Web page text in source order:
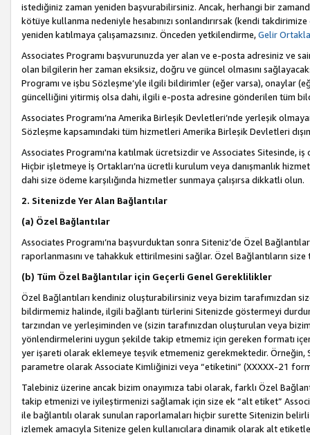
istediğiniz zaman yeniden başvurabilirsiniz. Ancak, herhangi bir
kötüye kullanma nedeniyle hesabınızı sonlandırırsak (kendi
yeniden katılmaya çalışamazsınız. Önceden yetkilendirme,Gelir
Associates Programı başvurunuzda yer alan ve e-posta adresiniz ve
olan bilgilerin her zaman eksiksiz, doğru ve güncel olmasını
Programı ve işbu Sözleşme’yle ilgili bildirimler (eğer varsa), onaylar
güncelliğini yitirmiş olsa dahi, ilgili e-posta adresine gönderilen tüm
Associates Programı’na Amerika Birleşik Devletleri’nde yerleşik
Sözleşme kapsamındaki tüm hizmetleri Amerika Birleşik Devletleri
Associates Programı'na katılmak ücretsizdir ve Associates Sitesinde,
Hiçbir işletmeye İş Ortakları’na ücretli kurulum veya danışmanlık
dahi size ödeme karşılığında hizmetler sunmaya çalışırsa dikkatli olun.
2. Sitenizde Yer Alan Bağlantılar
(a) Özel Bağlantılar
Associates Programı’na başvurduktan sonra Siteniz’de Özel
raporlanmasını ve tahakkuk ettirilmesini sağlar. Özel Bağlantıların
(b) Tüm Özel Bağlantılar için Geçerli Genel Gereklilikler
Özel Bağlantıları kendiniz oluşturabilirsiniz veya bizim tarafımızdan
bildirmemiz halinde, ilgili bağlantı türlerini Sitenizde göstermeyi
tarzından ve yerleşiminden ve (sizin tarafınızdan oluşturulan veya
yönlendirmelerini uygun şekilde takip etmemiz için gereken formatı
yer işareti olarak eklemeye teşvik etmemeniz gerekmektedir. Örneğin,
parametre olarak Associate Kimliğinizi veya “etiketini” (XXXXX-21
Talebiniz üzerine ancak bizim onayımıza tabi olarak, farklı Özel
takip etmenizi ve iyileştirmenizi sağlamak için size ek “alt etiket”
ile bağlantılı olarak sunulan raporlamaları hiçbir surette Sitenizin belirli
izlemek amacıyla Sitenize gelen kullanıcılara dinamik olarak alt